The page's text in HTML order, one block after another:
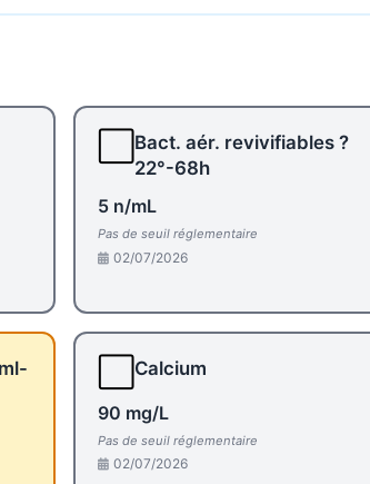
Bact. aér. revivifiables ?
22°-68h
5 n/mL
Pas de seuil réglementaire
02/07/2026
Calcium
90 mg/L
Pas de seuil réglementaire
02/07/2026